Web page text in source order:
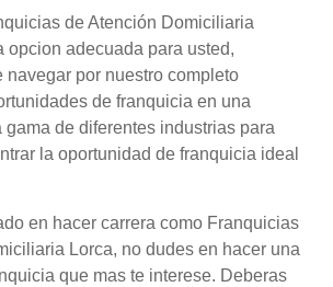
de Atención Domiciliaria
opcion adecuada para usted,
navegar por nuestro completo
de franquicia en una
gama de diferentes industrias para
la oportunidad de franquicia ideal
en hacer carrera como Franquicias
Lorca, no dudes en hacer una
que mas te interese. Deberas